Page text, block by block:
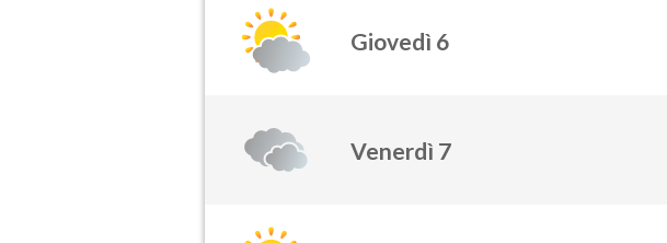
Giovedì 6
Venerdì 7